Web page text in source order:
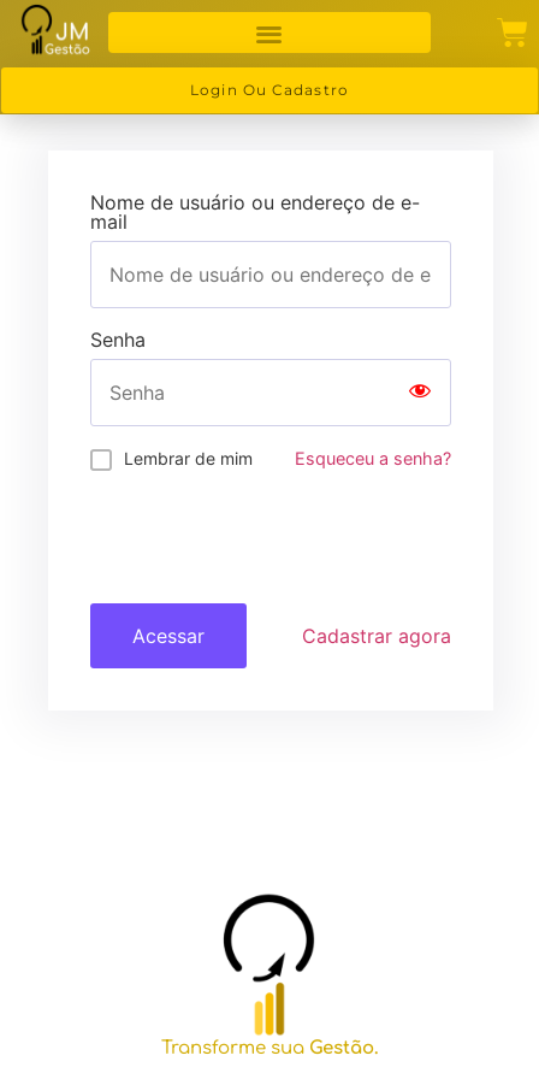
Login Ou Cadastro
Nome de usuário ou endereço de e-
mail
Senha
Lembrar de mim Esqueceu a senha?
Acessar Cadastrar agora
Transforme sua Gestão.